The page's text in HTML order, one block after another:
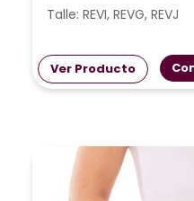
Talle: REVI, REVG, REVJ
Ver Producto